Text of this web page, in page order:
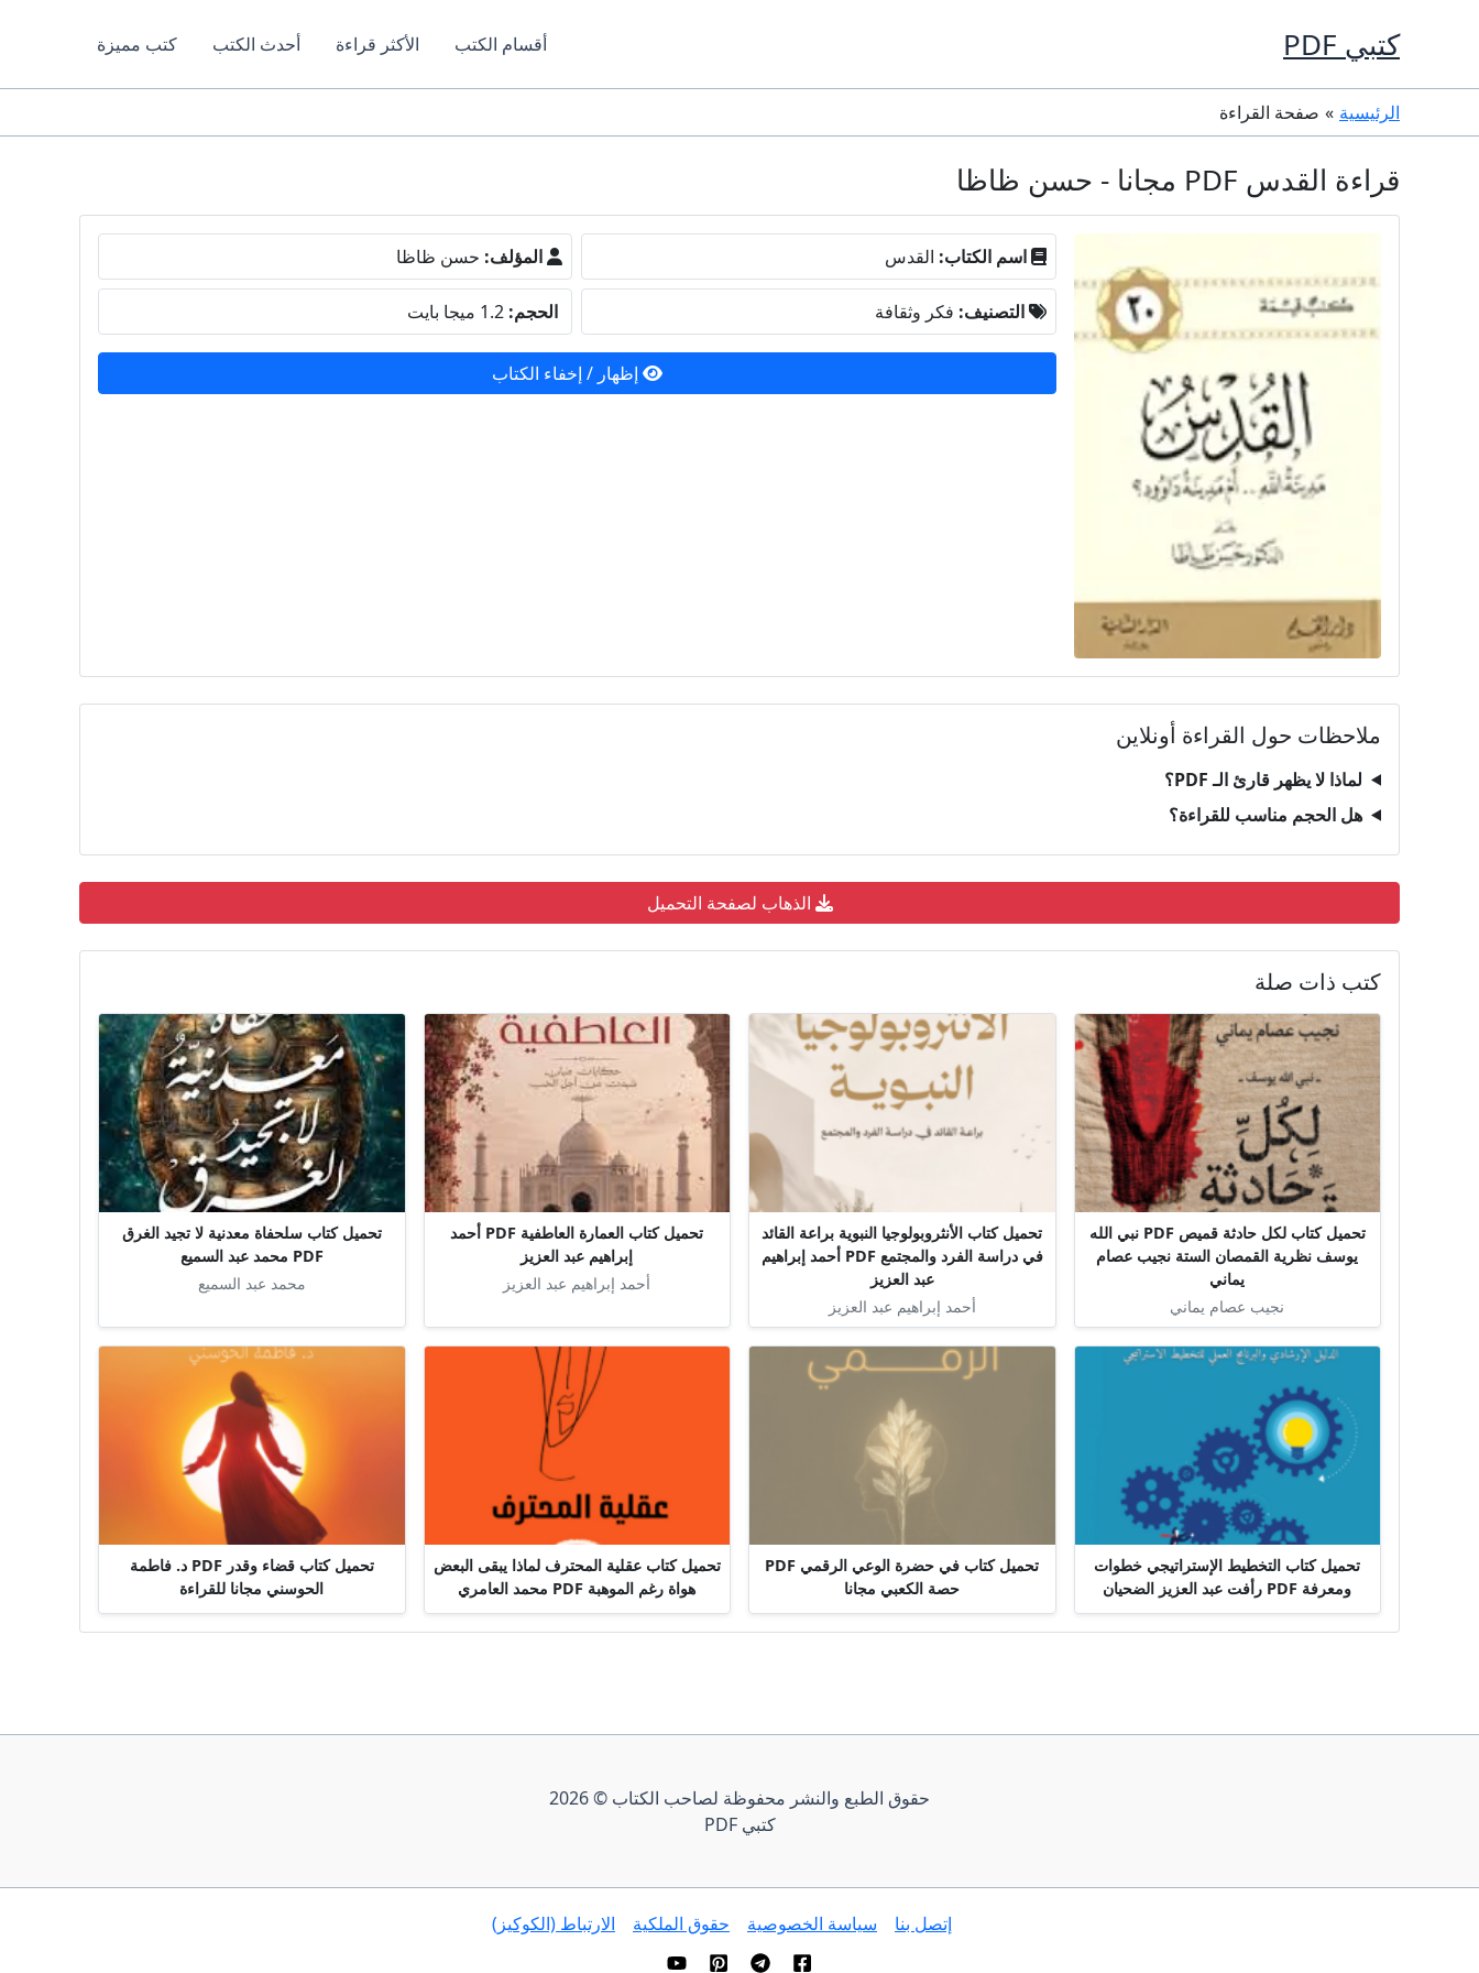
كتبي PDF أقسام الكتب الأكثر قراءة أحدث الكتب كتب مميزة
الرئيسية صفحة القراءة
قراءة القدس PDF مجانا - حسن ظاظا
اسم الكتاب: القدس المؤلف: حسن ظاظا
التصنيف: فكر وثقافة الحجم:
إظهار / إخفاء الكتاب
ملاحظات حول القراءة أونلاين
لماذا لا يظهر قارئ الـ PDF؟
هل الحجم مناسب للقراءة؟
الذهاب لصفحة التحميل
كتب ذات صلة
تحميل كتاب لكل حادثة قميص PDF نبي الله
يوسف نظرية القمصان الستة نجيب عصام
يماني
نجيب عصام يماني
تحميل كتاب الأنثروبولوجيا النبوية براعة القائد
في دراسة الفرد والمجتمع PDF أحمد إبراهيم
عبد العزيز
أحمد إبراهيم عبد العزيز
تحميل كتاب العمارة العاطفية PDF أحمد
إبراهيم عبد العزيز
أحمد إبراهيم عبد العزيز
تحميل كتاب سلحفاة معدنية لا تجيد الغرق
PDF محمد عبد السميع
محمد عبد السميع
تحميل كتاب التخطيط الإستراتيجي خطوات
ومعرفة PDF رأفت عبد العزيز الضحيان
تحميل كتاب في حضرة الوعي الرقمي PDF
حصة الكعبي مجانا
تحميل كتاب عقلية المحترف لماذا يبقى البعض
هواة رغم الموهبة PDF محمد العامري
تحميل كتاب قضاء وقدر PDF د. فاطمة
الحوسني مجانا للقراءة
حقوق الطبع والنشر محفوظة لصاحب الكتاب © 2026
كتبي PDF
إتصل بنا سياسة الخصوصية حقوق الملكية الارتباط (الكوكيز)